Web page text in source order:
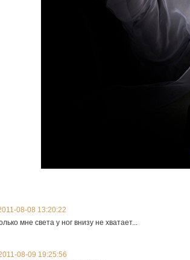
08-08 13:20:22
мне света у ног внизу не хватает...
08-09 19:25:56